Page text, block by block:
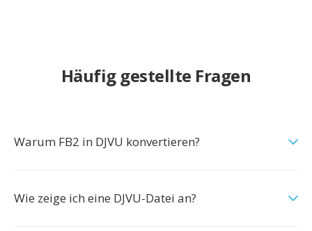
Häufig gestellte Fragen
Warum FB2 in DJVU konvertieren?
Wie zeige ich eine DJVU-Datei an?